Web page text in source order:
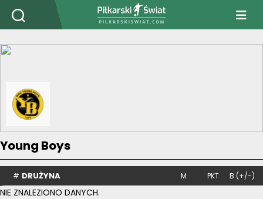
PiłkarskiSwiat.com
Young Boys
# DRUŻYNA M PKT B (+/-)
NIE ZNALEZIONO DANYCH.